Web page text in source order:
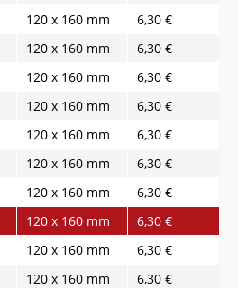
120 x 160 mm
6,30 €
120 x 160 mm
6,30 €
120 x 160 mm
6,30 €
120 x 160 mm
6,30 €
120 x 160 mm
6,30 €
120 x 160 mm
6,30 €
120 x 160 mm
6,30 €
120 x 160 mm
6,30 €
120 x 160 mm
6,30 €
120 x 160 mm
6,30 €